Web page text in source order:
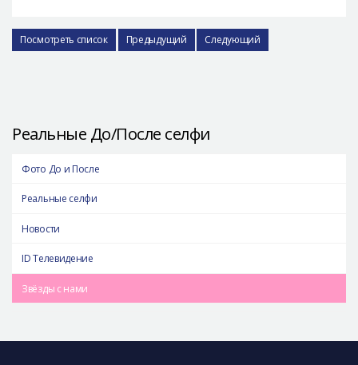
Посмотреть список Предыдущий Следующий
Реальные До/После селфи
Фото До и После
Реальные селфи
Новости
ID Телевидение
Звёзды с нами